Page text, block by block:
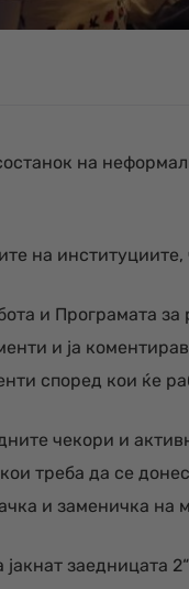
на
на
и Програмата
и ја
според кои ќе
чекори и
треба да се
и заменичка на
јакнат заедницата